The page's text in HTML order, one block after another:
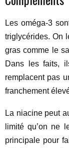
Les oméga-3
triglycérides. On
gras comme le
Dans les faits,
remplacent pas
franchement
La niacine peut
limité qu’on ne
principale pour